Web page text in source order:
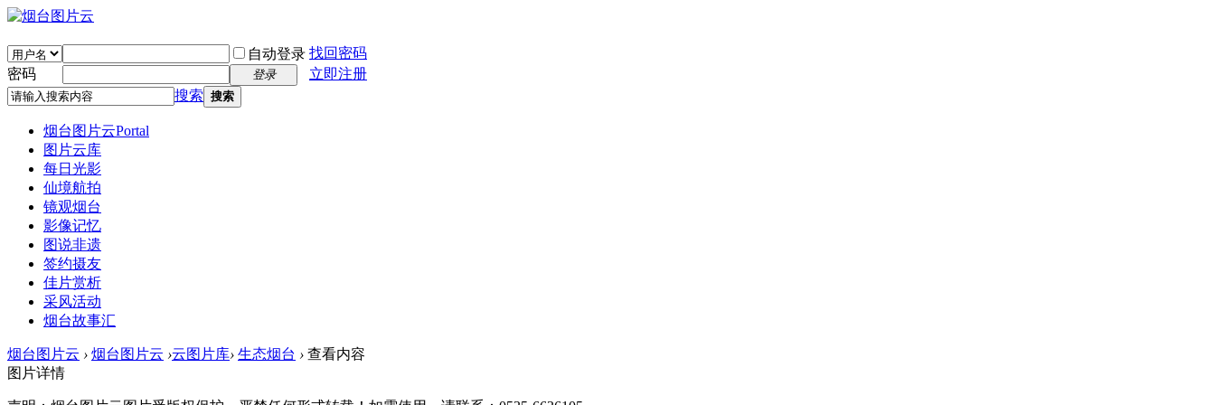
自动登录 找回密码
密码
登录
立即注册
搜索 搜索
烟台图片云Portal
图片云库
每日光影
仙境航拍
镜观烟台
影像记忆
图说非遗
签约摄友
佳片赏析
采风活动
烟台故事汇
烟台图片云 › 烟台图片云 ›云图片库› 生态烟台 › 查看内容
图片详情